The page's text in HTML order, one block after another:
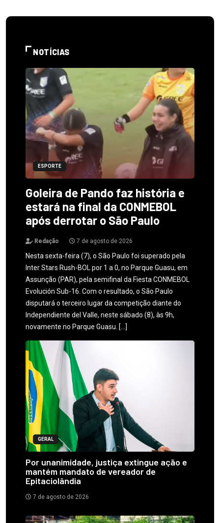
NOTÍCIAS
ESPORTE
Goleira de Pando faz história e
estará na final da CONMEBOL
após derrotar o São Paulo
Redação 7 de agosto de 2026
Nesta sexta-feira (7), o São Paulo foi superado pela
Inter Stars Rush-BOL por 1 a 0, no Parque Guasu, em
Assunção (PAR), pela semifinal da Fiesta CONMEBOL
Evolución Sub-16. Com o resultado, o São Paulo
disputará o terceiro lugar da competição diante do
Independiente del Valle, neste sábado (8), às 9h,
novamente no Parque Guasu. […]
GERAL
Por unanimidade, justiça extingue ação e
mantém mandato de vereador de
Epitaciolândia
7 de agosto de 2026